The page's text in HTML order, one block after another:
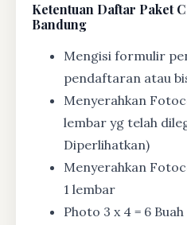
Ketentuan Daftar Paket
Bandung
Mengisi formulir
pendaftaran atau
Menyerahkan
lembar yg telah
Diperlihatkan)
Menyerahkan
1 lembar
Photo 3 x 4 = 6